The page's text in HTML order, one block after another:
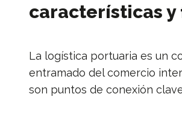
características
La logística portuaria es un
entramado del comercio
son puntos de conexión